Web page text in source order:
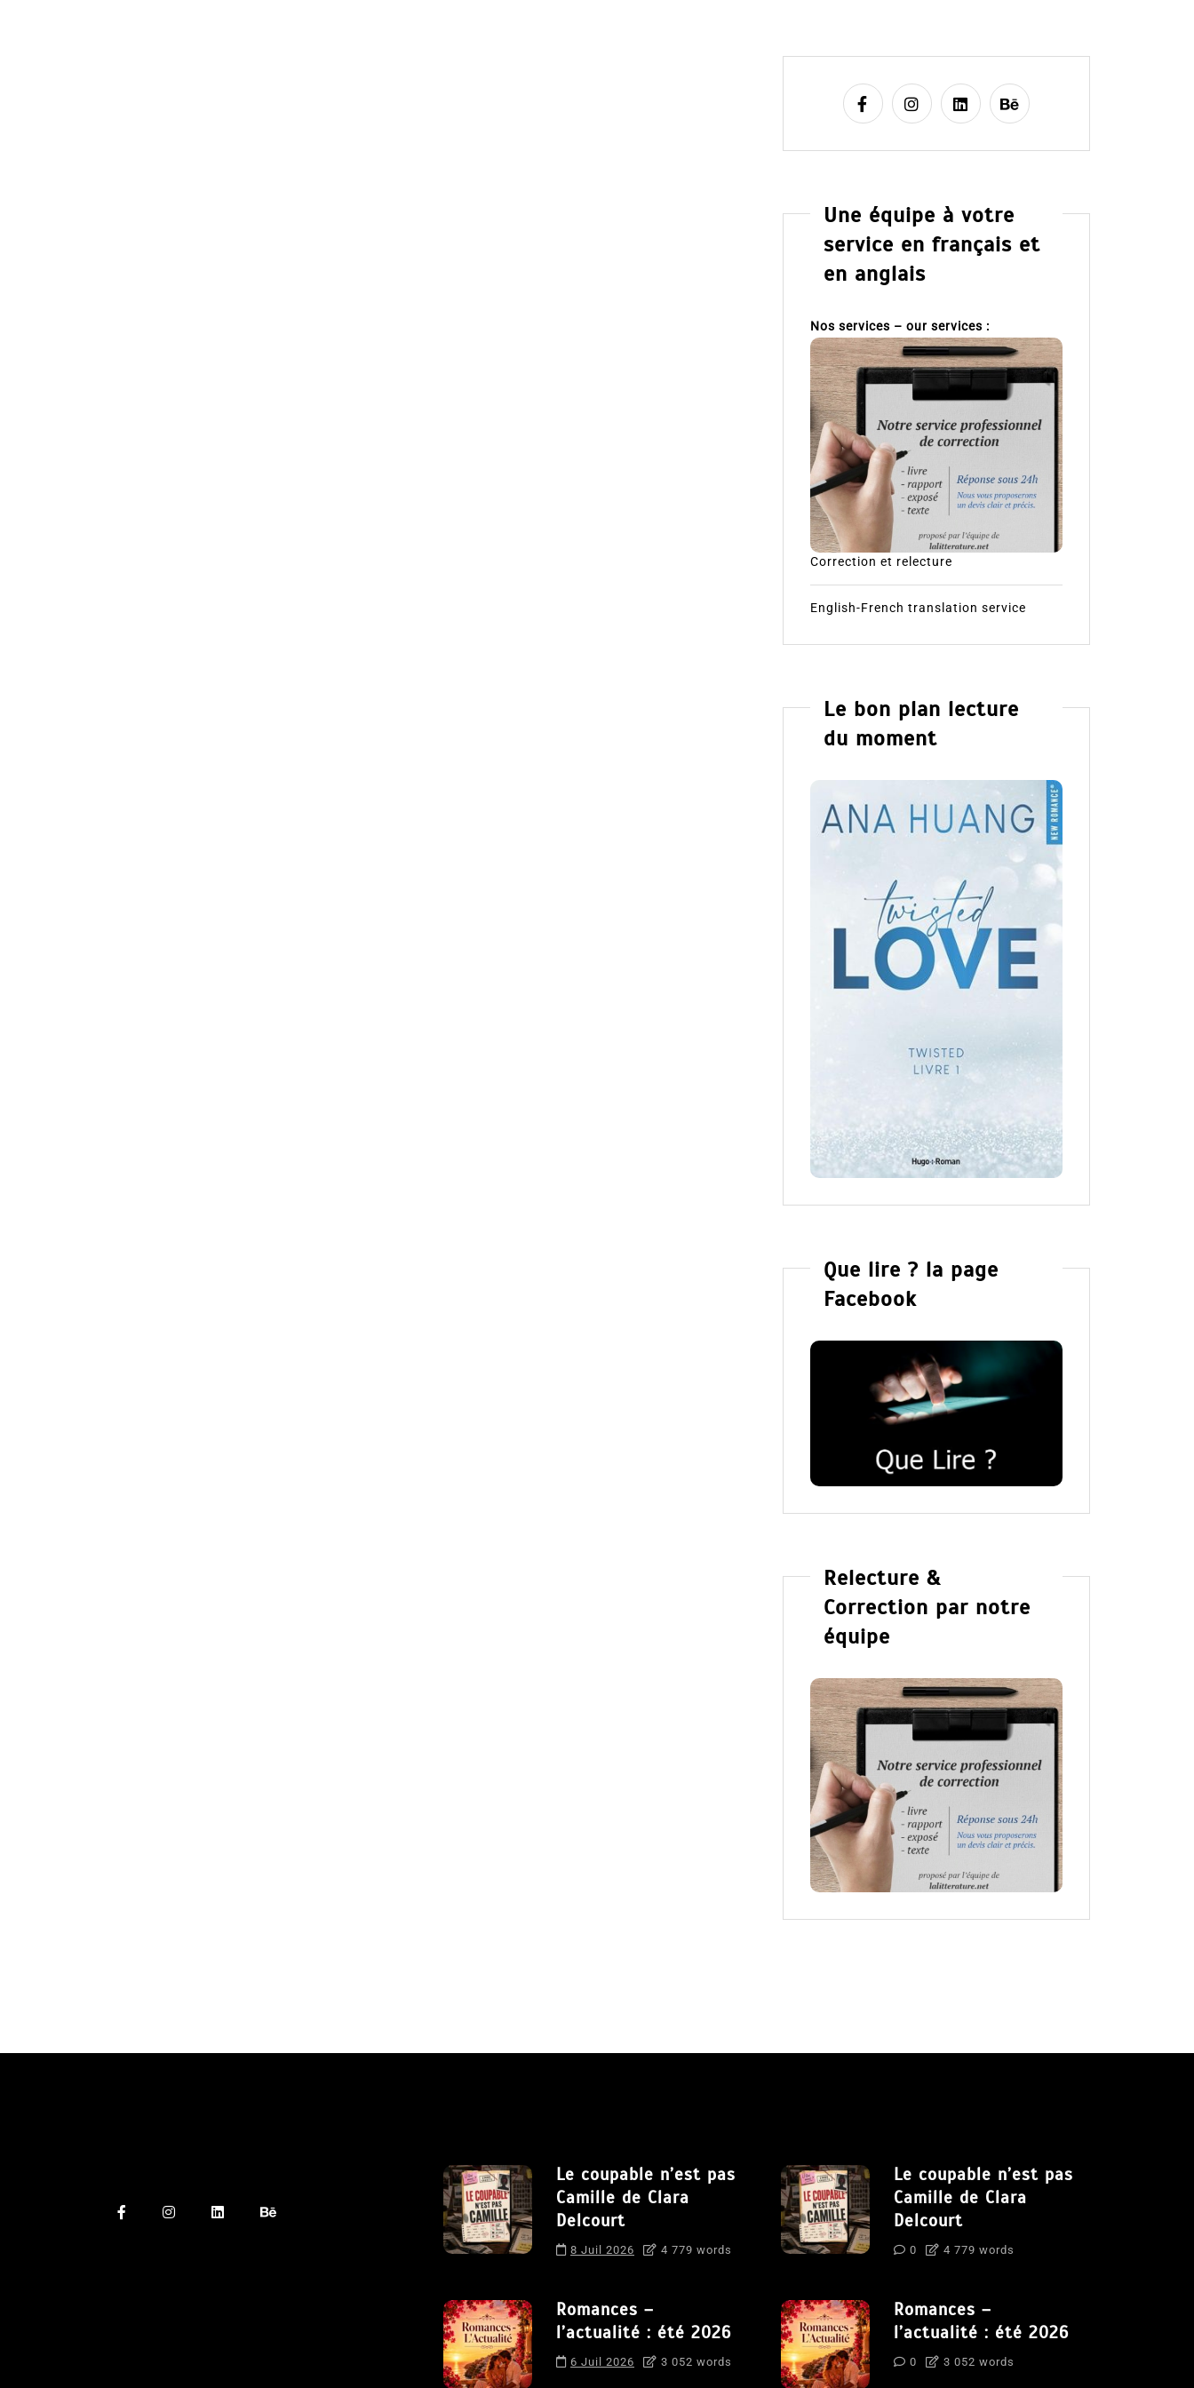
Une équipe à votre
service en français et
en anglais
Nos services – our services :
Correction et relecture
English-French translation service
Le bon plan lecture
du moment
Que lire ? la page
Facebook
Relecture &
Correction par notre
équipe
Le coupable n’est pas
Camille de Clara
Delcourt
8 Juil 2026 4 779 words
Romances –
l’actualité : été 2026
6 Juil 2026 3 052 words
Le coupable n’est pas
Camille de Clara
Delcourt
0 4 779 words
Romances –
l’actualité : été 2026
0 3 052 words